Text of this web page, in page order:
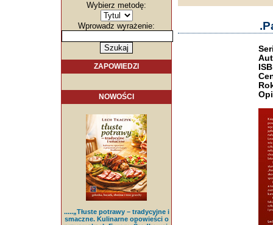
Wybierz metodę:
Wprowadz wyrażenie:
ZAPOWIEDZI
NOWOŚCI
.....„Tłuste potrawy – tradycyjne i
smaczne. Kulinarne opowieści o